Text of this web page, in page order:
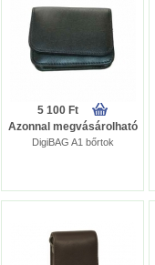
5 100 Ft
Azonnal megvásárolható
DigiBAG A1 bőrtok